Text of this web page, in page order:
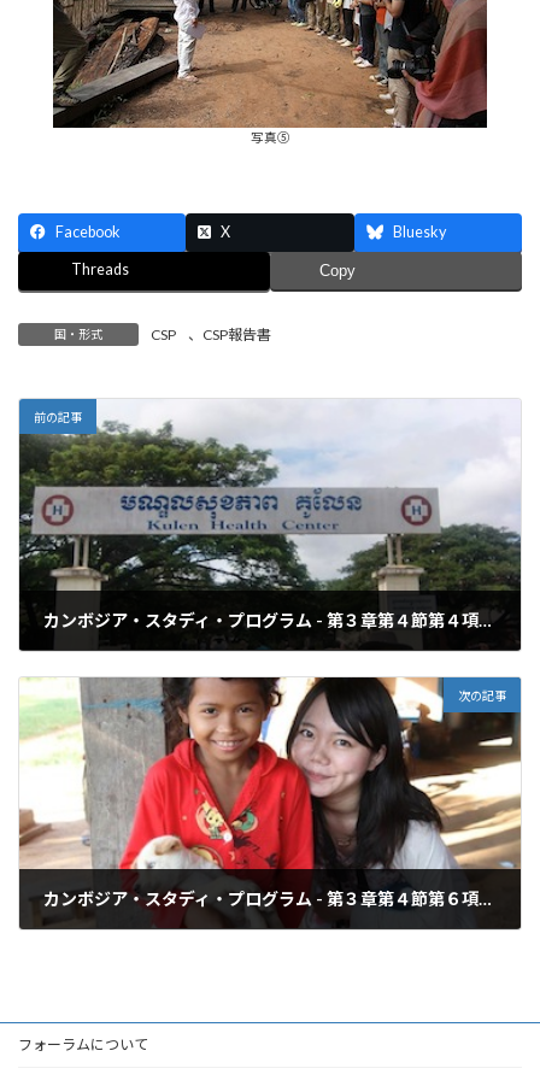
写真⑤
Facebook X Bluesky
Threads Copy
国・形式 CSP 、 CSP報告書
前の記事
カンボジア・スタディ・プログラム - 第３章第４節第４項：クーレン地区のヘルスセンター訪問
次の記事
カンボジア・スタディ・プログラム - 第３章第４節第６項：オークルカエ村での農村宿泊体験
フォーラムについて